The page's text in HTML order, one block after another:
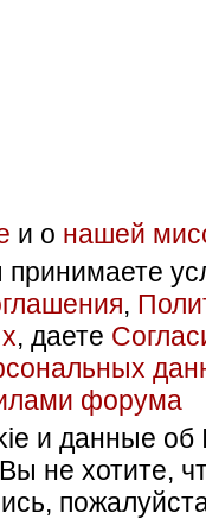
и о нашей
,
, даете
форума
и данные об
не хотите,